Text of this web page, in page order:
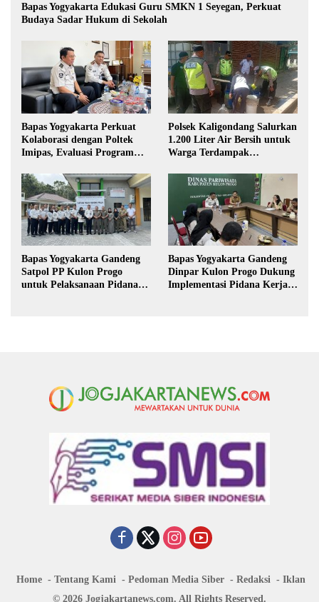
Bapas Yogyakarta Edukasi Guru SMKN 1 Seyegan, Perkuat
Budaya Sadar Hukum di Sekolah
Bapas Yogyakarta Perkuat
Kolaborasi dengan Poltek
Imipas, Evaluasi Program
Polsek Kaligondang Salurkan
1.200 Liter Air Bersih untuk
Warga Terdampak
Bapas Yogyakarta Gandeng
Satpol PP Kulon Progo
untuk Pelaksanaan Pidana
Bapas Yogyakarta Gandeng
Dinpar Kulon Progo Dukung
Implementasi Pidana Kerja
Home Tentang Kami Pedoman Media Siber Redaksi
Iklan
© 2026 Jogjakartanews.com. All Rights Reserved.